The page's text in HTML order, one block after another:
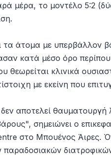
μέρα, το μοντέλο 5:2
τα άτομα με υπερβάλλον
κατά μέσο όρο
θεωρείται κλινικά
με εκείνη που
αποτελεί
σημειώνει ο
στο Μπουένος Άιρες.
παραδοσιακών